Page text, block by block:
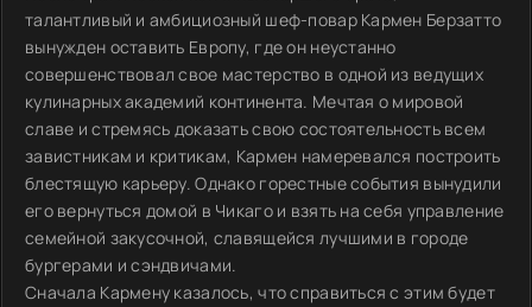
талантливый и амбициозный шеф-повар Кармен Берзатто
вынужден оставить Европу, где он неустанно
совершенствовал свое мастерство в одной из ведущих
кулинарных академий континента. Мечтая о мировой
славе и стремясь доказать свою состоятельность всем
завистникам и критикам, Кармен намеревался построить
блестящую карьеру. Однако горестные события вынудили
его вернуться домой в Чикаго и взять на себя управление
семейной закусочной, славящейся лучшими в городе
бургерами и сэндвичами.
Сначала Кармену казалось, что справиться с этим будет